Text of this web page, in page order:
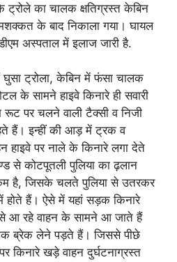
ट्रोले का चालक क्षतिग्रस्त केबिन
के बाद निकाला गया। घायल
अस्पताल में इलाज जारी है.
के सामने हाइवे किनारे ही सवारी
रूट पर चलने वाली टैक्सी व निजी
हैं। इन्हीं की आड़ में ट्रक व
हाइवे पर नाले के किनारे लगा देते
से कोटपूतली पुलिया का ढ़लान
है, जिसके चलते पुलिया से उतरकर
होते हैं। ऐसे में यहां सड़क किनारे
आ रहे वाहन के सामने आ जाते हैं
ब्रेक लेने पड़ते हैं। जिससे पीछे
किनारे खड़े वाहन दुर्घटनाग्रस्त